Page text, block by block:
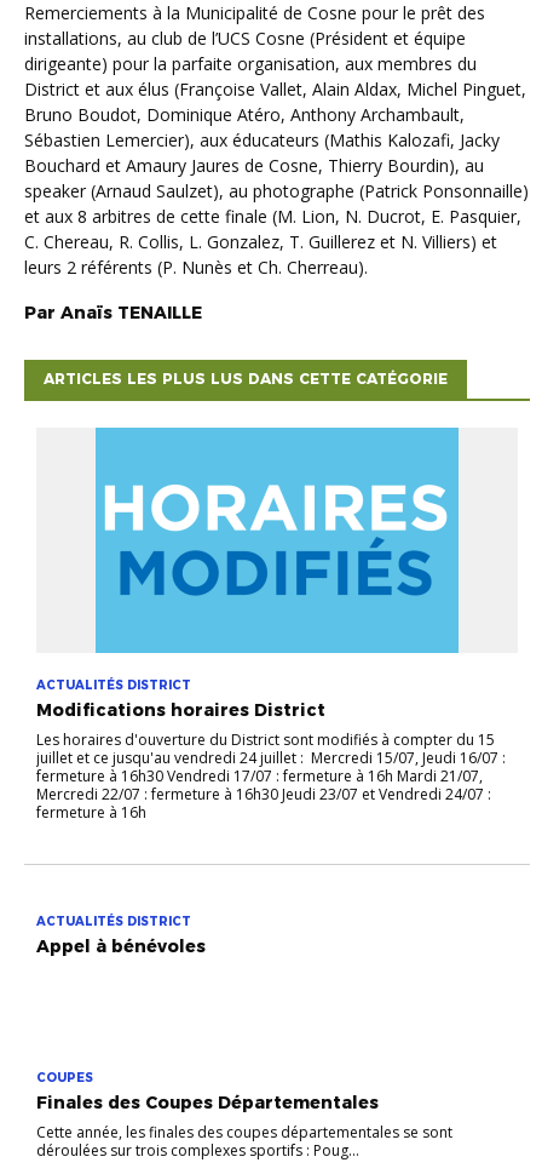
Remerciements à la Municipalité de Cosne pour le prêt des
installations, au club de l’UCS Cosne (Président et équipe
dirigeante) pour la parfaite organisation, aux membres du
District et aux élus (Françoise Vallet, Alain Aldax, Michel Pinguet,
Bruno Boudot, Dominique Atéro, Anthony Archambault,
Sébastien Lemercier), aux éducateurs (Mathis Kalozafi, Jacky
Bouchard et Amaury Jaures de Cosne, Thierry Bourdin), au
speaker (Arnaud Saulzet), au photographe (Patrick Ponsonnaille)
et aux 8 arbitres de cette finale (M. Lion, N. Ducrot, E. Pasquier,
C. Chereau, R. Collis, L. Gonzalez, T. Guillerez et N. Villiers) et
leurs 2 référents (P. Nunès et Ch. Cherreau).
Par Anaïs TENAILLE
ARTICLES LES PLUS LUS DANS CETTE CATÉGORIE
ACTUALITÉS DISTRICT
Modifications horaires District
Les horaires d'ouverture du District sont modifiés à compter du 15
juillet et ce jusqu'au vendredi 24 juillet : Mercredi 15/07, Jeudi 16/07 :
fermeture à 16h30 Vendredi 17/07 : fermeture à 16h Mardi 21/07,
Mercredi 22/07 : fermeture à 16h30 Jeudi 23/07 et Vendredi 24/07 :
fermeture à 16h
ACTUALITÉS DISTRICT
Appel à bénévoles
COUPES
Finales des Coupes Départementales
Cette année, les finales des coupes départementales se sont
déroulées sur trois complexes sportifs : Poug...